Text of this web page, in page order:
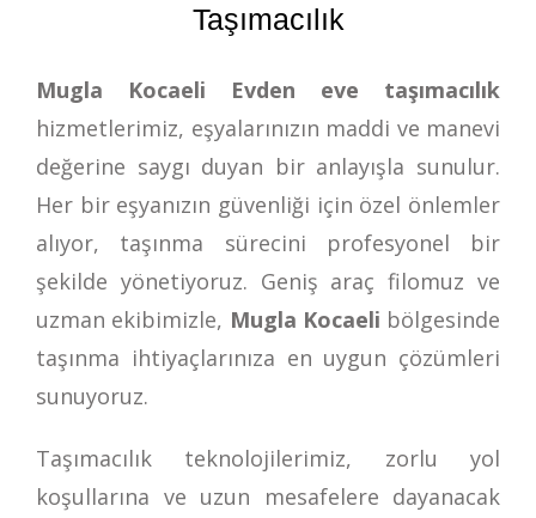
Taşımacılık
Mugla Kocaeli Evden eve taşımacılık
hizmetlerimiz, eşyalarınızın maddi ve manevi
değerine saygı duyan bir anlayışla sunulur.
Her bir eşyanızın güvenliği için özel önlemler
alıyor, taşınma sürecini profesyonel bir
şekilde yönetiyoruz. Geniş araç filomuz ve
uzman ekibimizle, Mugla Kocaeli bölgesinde
taşınma ihtiyaçlarınıza en uygun çözümleri
sunuyoruz.
Taşımacılık teknolojilerimiz, zorlu yol
koşullarına ve uzun mesafelere dayanacak